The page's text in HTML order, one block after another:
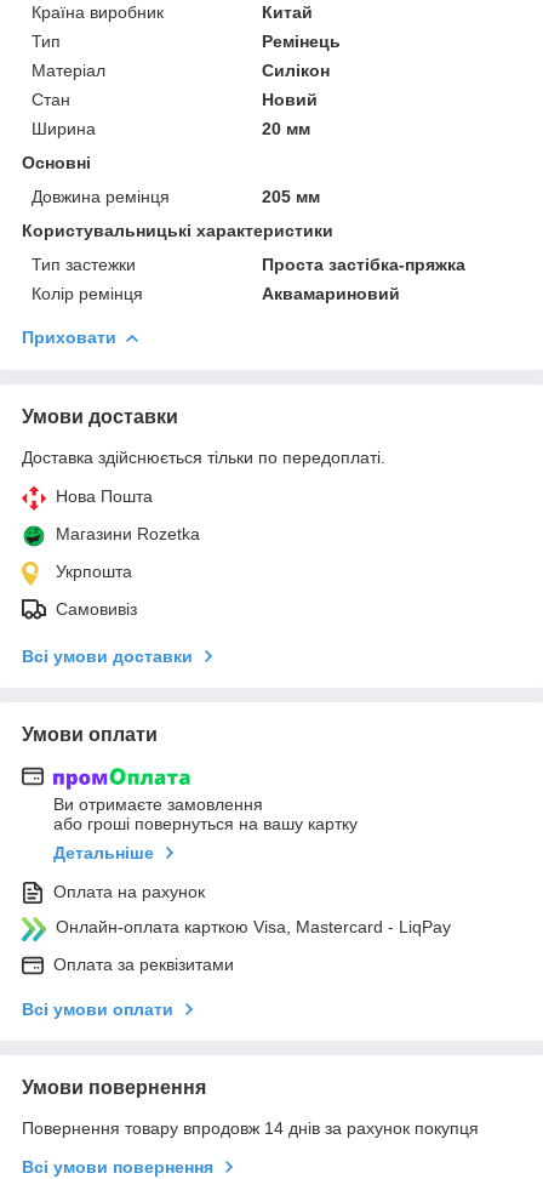
Країна виробник
Китай
Тип
Ремінець
Матеріал
Силікон
Стан
Новий
Ширина
20 мм
Основні
Довжина ремінця
205 мм
Користувальницькі характеристики
Тип застежки
Проста застібка-пряжка
Колір ремінця
Аквамариновий
Приховати
Умови доставки
Доставка здійснюється тільки по передоплаті.
Нова Пошта
Магазини Rozetka
Укрпошта
Самовивіз
Всі умови доставки
Умови оплати
Ви отримаєте замовлення
або гроші повернуться на вашу картку
Детальніше
Оплата на рахунок
Онлайн-оплата карткою Visa, Mastercard - LiqPay
Оплата за реквізитами
Всі умови оплати
Умови повернення
Повернення товару впродовж 14 днів за рахунок покупця
Всі умови повернення